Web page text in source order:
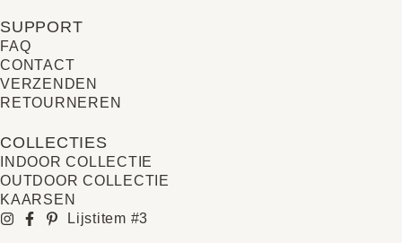
SUPPORT
FAQ
CONTACT
VERZENDEN
RETOURNEREN
COLLECTIES
INDOOR COLLECTIE
OUTDOOR COLLECTIE
KAARSEN
Lijstitem #3